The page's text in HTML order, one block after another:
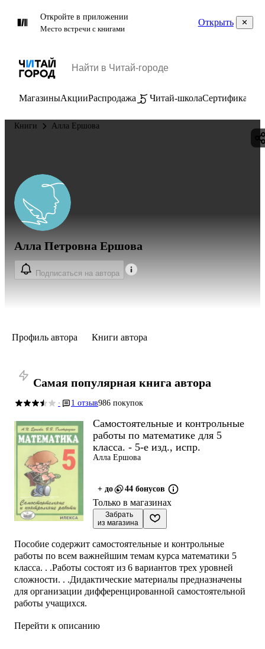
Откройте в приложении
Место встречи с книгами
Открыть
МагазиныАкцииРаспродажа Читай-школаСертификаты
Книги Алла Ершова
Алла Петровна Ершова
Подписаться на автора
Профиль автора Книги автора
Самая популярная книга автора
· 1 отзыв986 покупок
Самостоятельные и контрольные
работы по математике для 5
класса. - 5-е изд., испр.
Алла Ершова
+ до 44 бонусов
Только в магазинах
Забрать
из магазина
Пособие содержит самостоятельные и контрольные
работы по всем важнейшим темам курса математики 5
класса. . .Работы состоят из 6 вариантов трех уровней
сложности. . .Дидактические материалы предназначены
для организации дифференцированной самостоятельной
работы учащихся.
Перейти к описанию